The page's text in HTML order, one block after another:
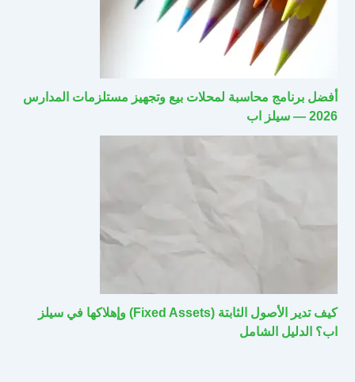
أفضل برنامج محاسبة لمحلات بيع وتجهيز مستلزمات المدارس
2026 — سيلز اب
كيف تدير الأصول الثابتة (Fixed Assets) وإهلاكها في سيلز
اب؟ الدليل الشامل